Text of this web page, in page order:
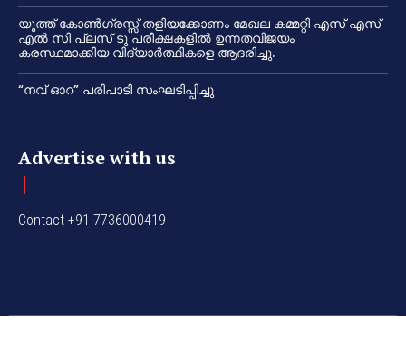
യൂത്ത് കോൺഗ്രസ്സ് തളിയക്കോണം മേഖല കമ്മറ്റി എസ് എസ്
എൽ സി പ്ലസ് ടു പരീക്ഷകളിൽ ഉന്നതവിജയം
കരസ്ഥമാക്കിയ വിദ്യാർത്ഥികളെ ആദരിച്ചു.
“നവ് ഓറ” പരിപാടി സംഘടിപ്പിച്ചു
Advertise with us
Contact +91 7736000419